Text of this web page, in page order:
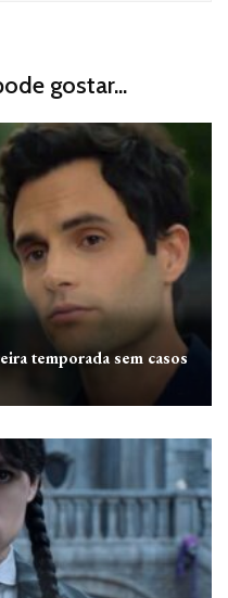
gostar...
temporada sem casos